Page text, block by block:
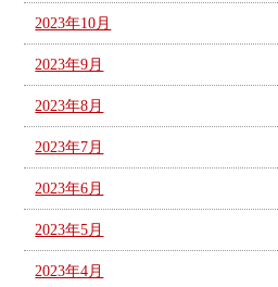
2023年10月
2023年9月
2023年8月
2023年7月
2023年6月
2023年5月
2023年4月